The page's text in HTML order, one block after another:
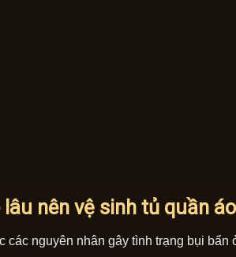
lâu nên vệ sinh tủ quần
các nguyên nhân gây tình trạng bụi bẩn